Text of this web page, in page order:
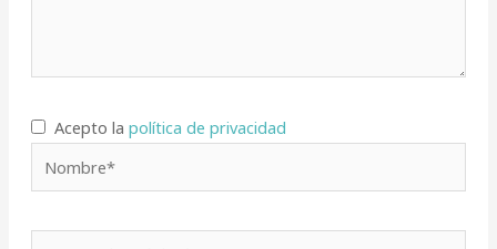
Acepto la política de privacidad